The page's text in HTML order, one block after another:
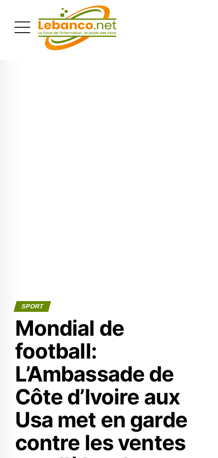
SPORT
Mondial de
football:
L’Ambassade de
Côte d’Ivoire aux
Usa met en garde
contre les ventes